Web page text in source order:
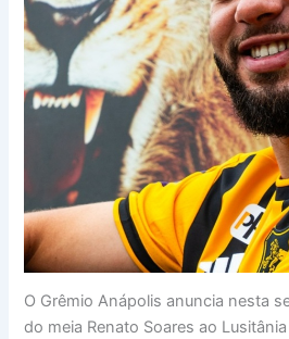
O Grêmio Anápolis anuncia nesta
do meia Renato Soares ao